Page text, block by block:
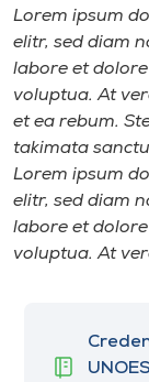
Lorem ipsum
elitr, sed diam
labore et
voluptua. At
et ea rebum.
takimata
Lorem ipsum
elitr, sed diam
labore et
voluptua. At